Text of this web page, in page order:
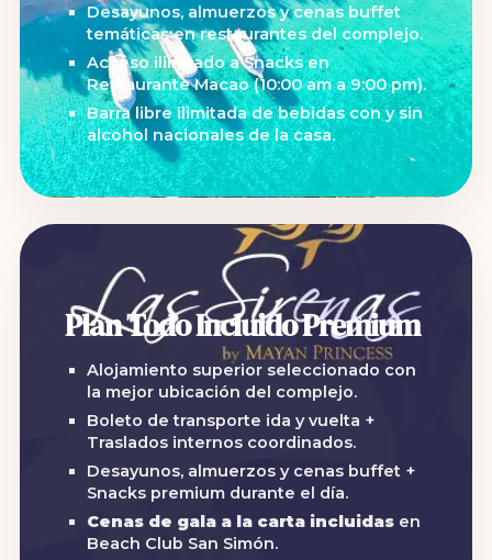
Desayunos, almuerzos y cenas buffet
temáticas en restaurantes del complejo.
Acceso ilimitado a Snacks en
Restaurante Macao (10:00 am a 9:00 pm).
Barra libre ilimitada de bebidas con y sin
alcohol nacionales de la casa.
Plan Todo Incluido Premium
Alojamiento superior seleccionado con
la mejor ubicación del complejo.
Boleto de transporte ida y vuelta +
Traslados internos coordinados.
Desayunos, almuerzos y cenas buffet +
Snacks premium durante el día.
Cenas de gala a la carta incluidas en
Beach Club San Simón.